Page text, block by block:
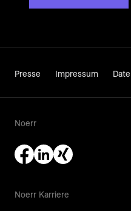
Presse Impressum
Noerr
Noerr Karriere